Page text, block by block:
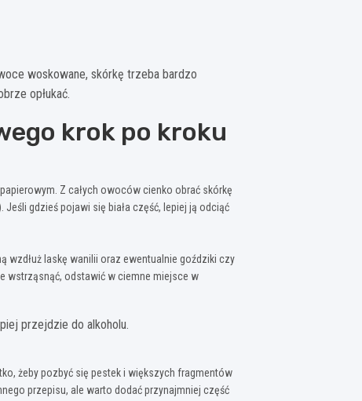
woskowane, skórkę trzeba bardzo
opłukać.
krok po kroku
Z całych owoców cienko obrać skórkę
gdzieś pojawi się biała część, lepiej ją odciąć
wzdłuż laskę wanilii oraz ewentualnie goździki czy
wstrząsnąć, odstawić w ciemne miejsce w
przejdzie do alkoholu.
żeby pozbyć się pestek i większych fragmentów
przepisu, ale warto dodać przynajmniej część